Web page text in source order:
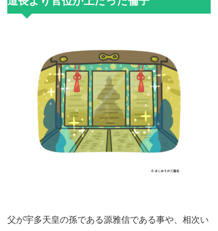
父が宇多天皇の孫である源雅信である事や、相次い